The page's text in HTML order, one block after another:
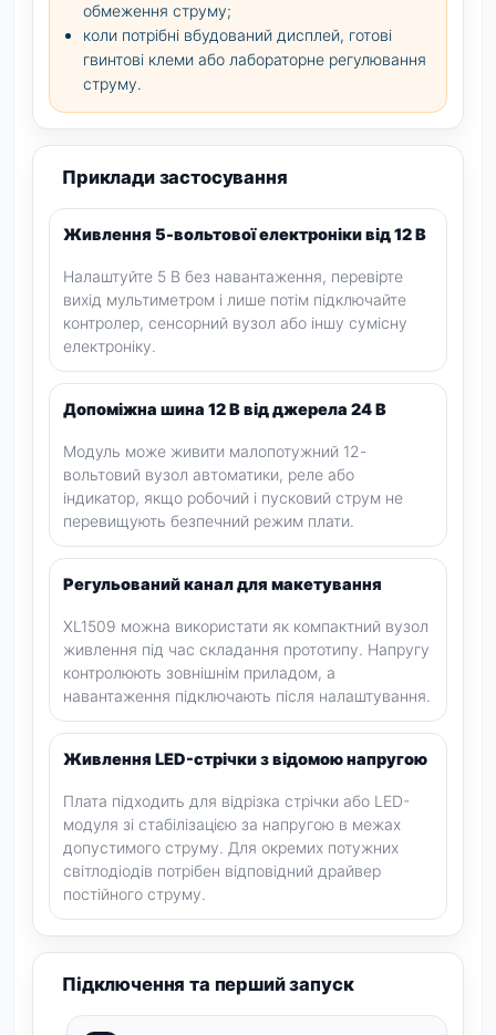
обмеження струму;
коли потрібні вбудований дисплей, готові
гвинтові клеми або лабораторне регулювання
струму.
Приклади застосування
Живлення 5-вольтової електроніки від 12 В
Налаштуйте 5 В без навантаження, перевірте
вихід мультиметром і лише потім підключайте
контролер, сенсорний вузол або іншу сумісну
електроніку.
Допоміжна шина 12 В від джерела 24 В
Модуль може живити малопотужний 12-
вольтовий вузол автоматики, реле або
індикатор, якщо робочий і пусковий струм не
перевищують безпечний режим плати.
Регульований канал для макетування
XL1509 можна використати як компактний вузол
живлення під час складання прототипу. Напругу
контролюють зовнішнім приладом, а
навантаження підключають після налаштування.
Живлення LED-стрічки з відомою напругою
Плата підходить для відрізка стрічки або LED-
модуля зі стабілізацією за напругою в межах
допустимого струму. Для окремих потужних
світлодіодів потрібен відповідний драйвер
постійного струму.
Підключення та перший запуск